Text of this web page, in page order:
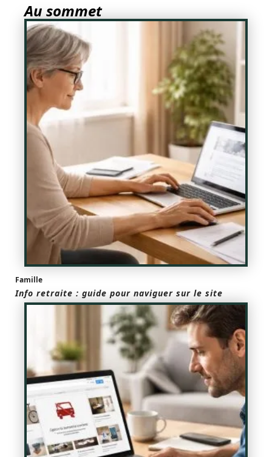
Au sommet
Famille
Info retraite : guide pour naviguer sur le site